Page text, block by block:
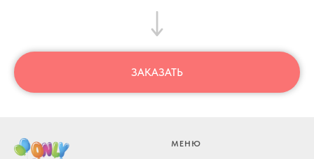
ЗАКАЗАТЬ
МЕНЮ